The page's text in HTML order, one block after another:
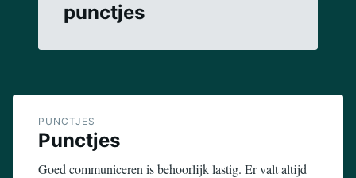
punctjes
PUNCTJES
Punctjes
Goed communiceren is behoorlijk lastig. Er valt altijd